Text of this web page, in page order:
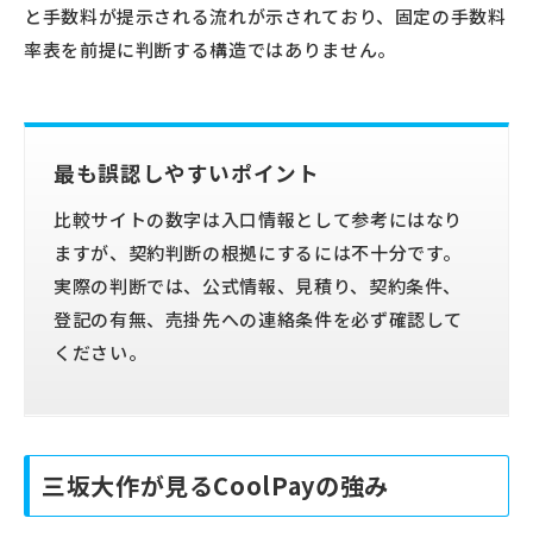
と手数料が提示される流れが示されており、固定の手数料
率表を前提に判断する構造ではありません。
最も誤認しやすいポイント
比較サイトの数字は入口情報として参考にはなり
ますが、契約判断の根拠にするには不十分です。
実際の判断では、公式情報、見積り、契約条件、
登記の有無、売掛先への連絡条件を必ず確認して
ください。
三坂大作が見るCoolPayの強み